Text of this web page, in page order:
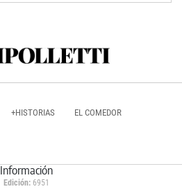
+HISTORIAS EL COMEDOR
Información
Edición: 6951